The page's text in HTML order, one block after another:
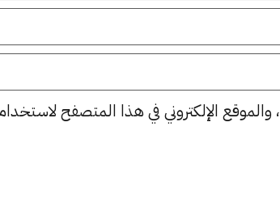
الإلكتروني في هذا المتصفح